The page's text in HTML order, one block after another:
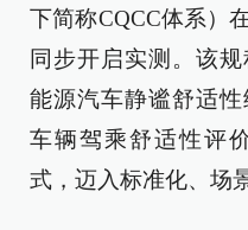
下简称CQCC体系）
同步开启实测。该
能源汽车静谧舒适
车辆驾乘舒适性评
式，迈入标准化、场